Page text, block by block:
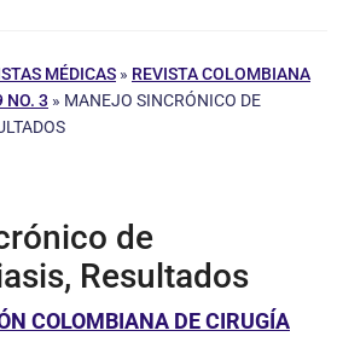
MÉDICAS » REVISTA COLOMBIANA
NO. 3 » MANEJO SINCRÓNICO DE
de
Resultados
COLOMBIANA DE CIRUGÍA